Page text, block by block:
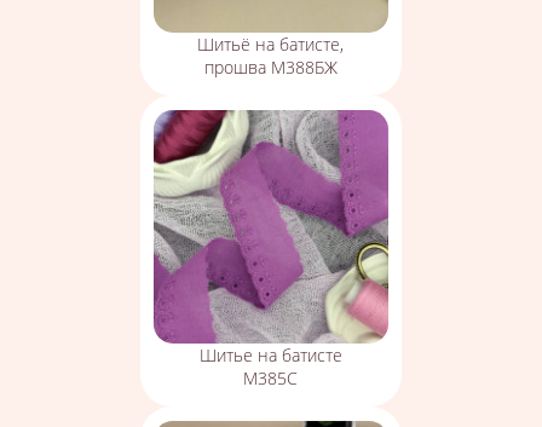
Шитьё на батисте,
прошва М388БЖ
Шитье на батисте
М385С